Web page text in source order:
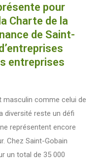
pour
Charte de la
de Saint-
entreprises
masculin comme celui de
diversité reste un défi
représentent encore
Chez Saint-Gobain
un total de 35 000